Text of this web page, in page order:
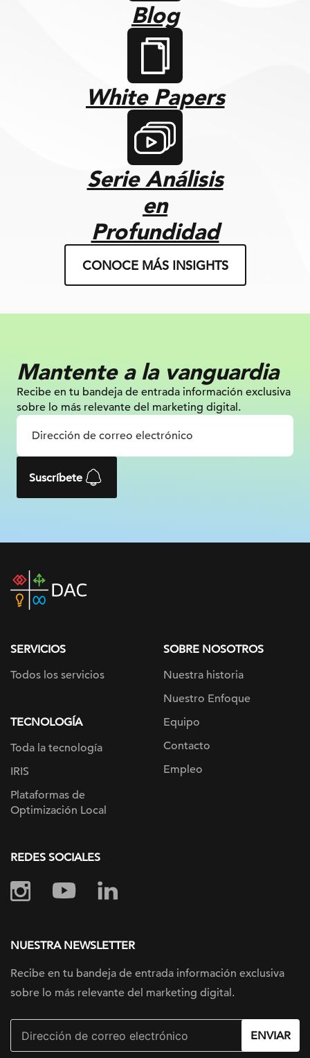
Blog
White Papers
Serie Análisis
en
Profundidad
CONOCE MÁS INSIGHTS
Mantente a la vanguardia
Recibe en tu bandeja de entrada información exclusiva
sobre lo más relevante del marketing digital.
Suscríbete
DAC
home
SERVICIOS
Todos los servicios
TECNOLOGÍA
Toda la tecnología
IRIS
Plataformas de
Optimización Local
SOBRE NOSOTROS
Nuestra historia
Nuestro Enfoque
Equipo
Contacto
Empleo
REDES SOCIALES
NUESTRA NEWSLETTER
Recibe en tu bandeja de entrada información exclusiva
sobre lo más relevante del marketing digital.
ENVIAR